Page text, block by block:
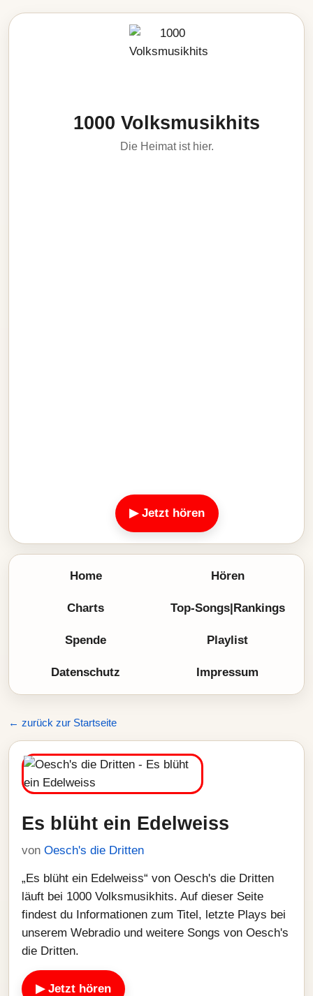
1000 Volksmusikhits
Die Heimat ist hier.
▶ Jetzt hören
Home Hören
Charts Top-Songs|Rankings
Spende Playlist
Datenschutz Impressum
← zurück zur Startseite
Es blüht ein Edelweiss
von Oesch's die Dritten
„Es blüht ein Edelweiss“ von Oesch's die Dritten
läuft bei 1000 Volksmusikhits. Auf dieser Seite
findest du Informationen zum Titel, letzte Plays bei
unserem Webradio und weitere Songs von Oesch's
die Dritten.
▶ Jetzt hören